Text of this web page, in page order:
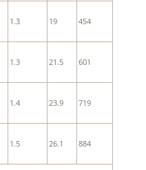
1.3 19 454
1.3 21.5 601
1.4 23.9 719
1.5 26.1 884